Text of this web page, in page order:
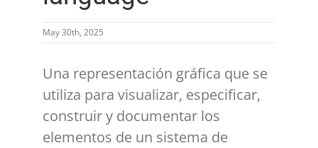
May 30th, 2025
Una representación gráfica que se
utiliza para visualizar, especificar,
construir y documentar los
elementos de un sistema de